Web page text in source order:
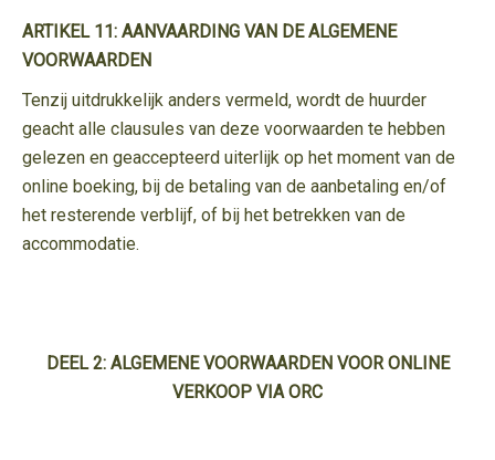
ARTIKEL 11: AANVAARDING VAN DE ALGEMENE
VOORWAARDEN
Tenzij uitdrukkelijk anders vermeld, wordt de huurder
geacht alle clausules van deze voorwaarden te hebben
gelezen en geaccepteerd uiterlijk op het moment van de
online boeking, bij de betaling van de aanbetaling en/of
het resterende verblijf, of bij het betrekken van de
accommodatie.
DEEL 2: ALGEMENE VOORWAARDEN VOOR ONLINE
VERKOOP VIA ORC